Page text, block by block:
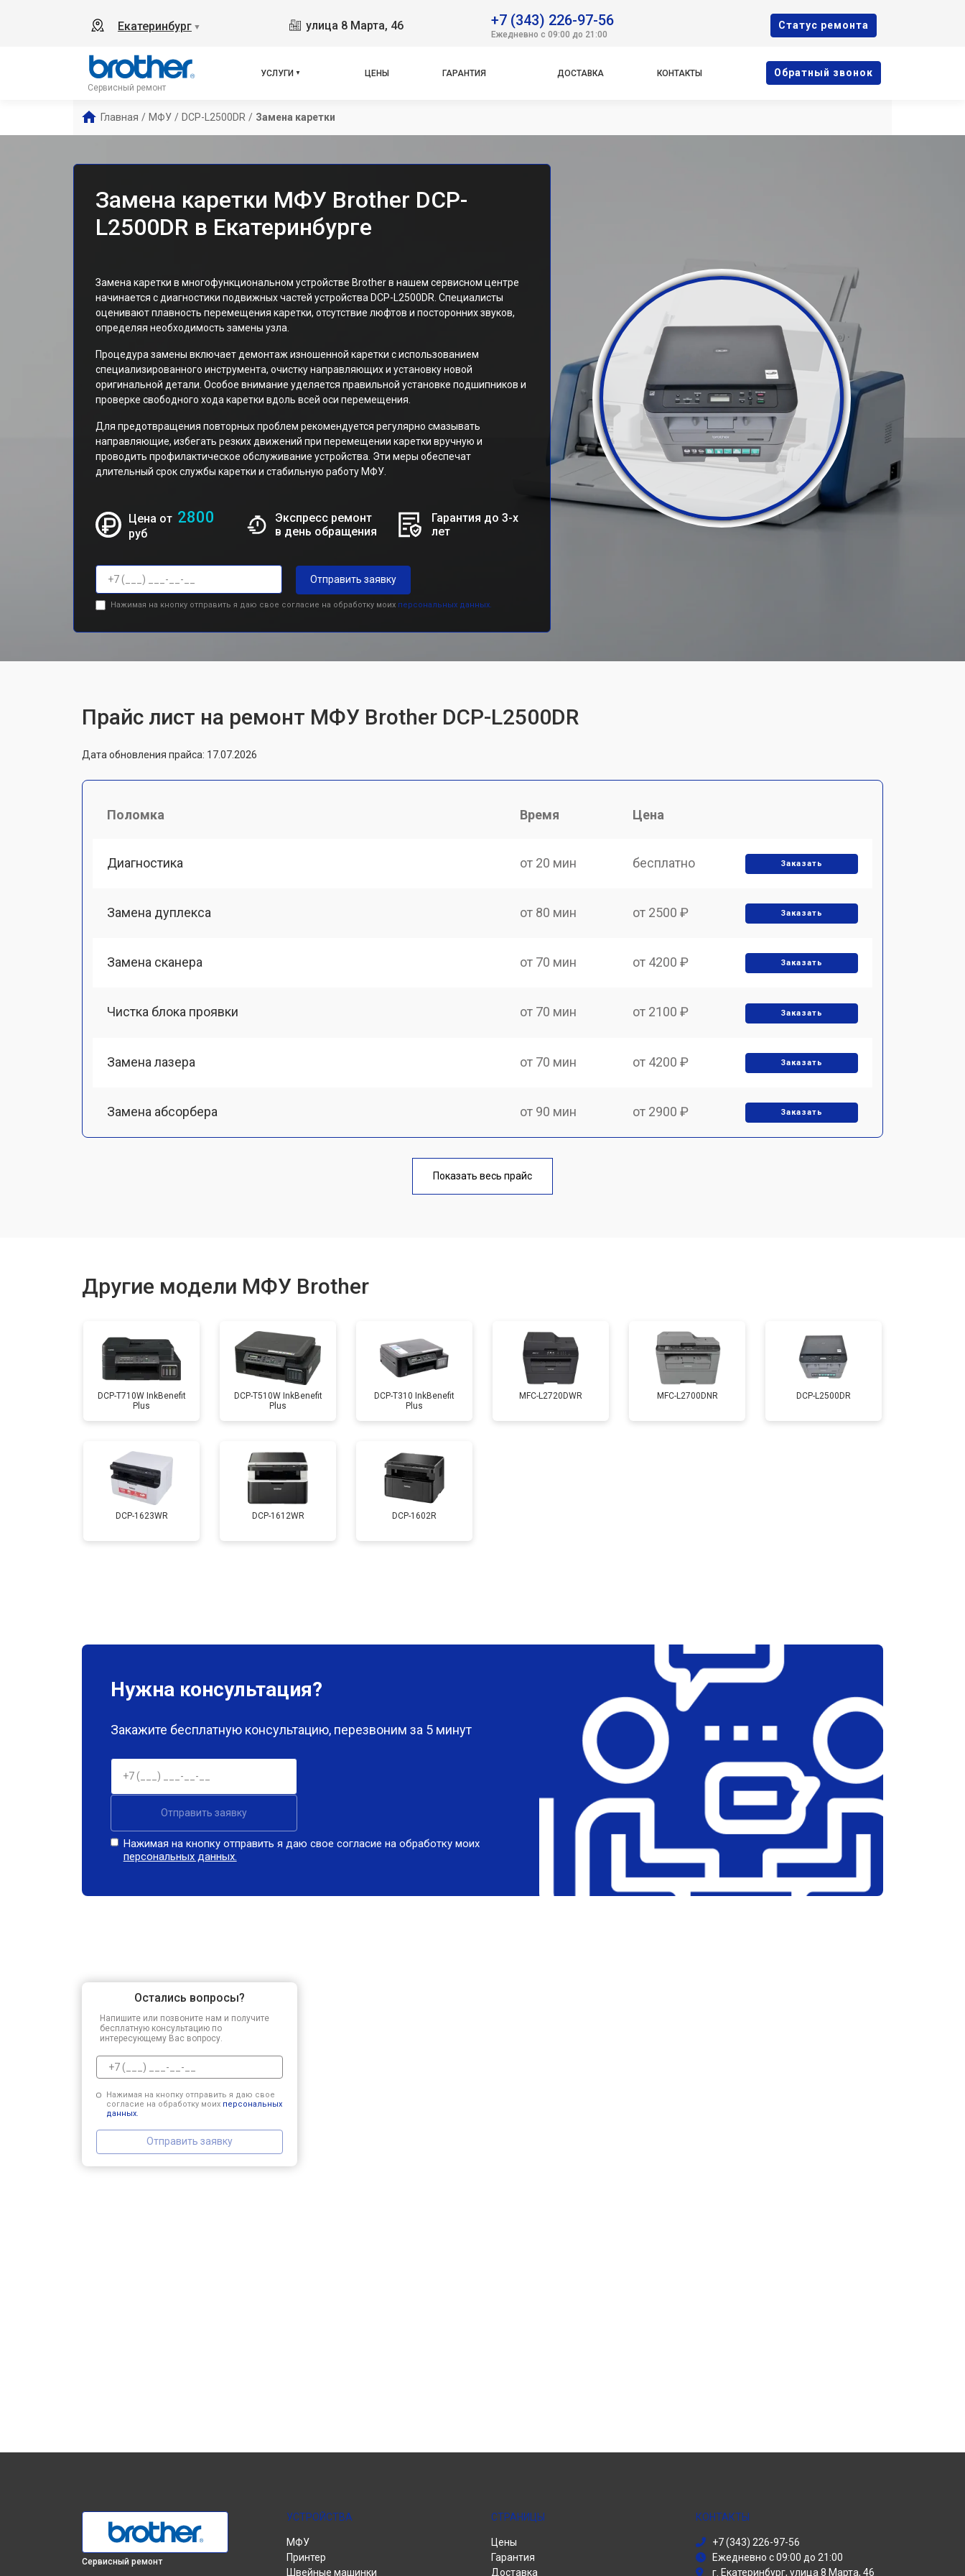
Екатеринбург ▼ улица 8 Марта, 46 +7 (343) 226-97-56
Ежедневно с 09:00 до 21:00
Cтатус ремонта
Сервисный ремонт
УСЛУГИ ЦЕНЫ ГАРАНТИЯ ДОСТАВКА КОНТАКТЫ Oбратный звонок
Главная / МФУ / DCP-L2500DR / Замена каретки
Замена каретки МФУ Brother DCP-
L2500DR в Екатеринбурге
Замена каретки в многофункциональном устройстве Brother в нашем сервисном центре
начинается с диагностики подвижных частей устройства DCP-L2500DR. Специалисты
оценивают плавность перемещения каретки, отсутствие люфтов и посторонних звуков,
определяя необходимость замены узла.
Процедура замены включает демонтаж изношенной каретки с использованием
специализированного инструмента, очистку направляющих и установку новой
оригинальной детали. Особое внимание уделяется правильной установке подшипников и
проверке свободного хода каретки вдоль всей оси перемещения.
Для предотвращения повторных проблем рекомендуется регулярно смазывать
направляющие, избегать резких движений при перемещении каретки вручную и
проводить профилактическое обслуживание устройства. Эти меры обеспечат
длительный срок службы каретки и стабильную работу МФУ.
Цена от 2800
руб
Экспресс ремонт
в день обращения
Гарантия до 3-х
лет
Отправить заявку
Нажимая на кнопку отправить я даю свое согласие на обработку моих персональных данных.
Прайс лист на ремонт МФУ Brother DCP-L2500DR
Дата обновления прайса: 17.07.2026
Поломка Время Цена
Диагностика от 20 мин бесплатно Заказать
Замена дуплекса от 80 мин от 2500 ₽ Заказать
Замена сканера от 70 мин от 4200 ₽ Заказать
Чистка блока проявки от 70 мин от 2100 ₽ Заказать
Замена лазера от 70 мин от 4200 ₽ Заказать
Замена абсорбера от 90 мин от 2900 ₽ Заказать
от 60 мин
Замена печатной головки от 70 мин от 3500 ₽ Заказать
Замена Wi-Fi
Замена блока питания
Замена вала
Показать весь прайс
Другие модели МФУ Brother
DCP-T710W InkBenefit
Plus
DCP-T510W InkBenefit
Plus
DCP-T310 InkBenefit
Plus
MFC-L2720DWR MFC-L2700DNR DCP-L2500DR
DCP-1623WR DCP-1612WR DCP-1602R
Нужна консультация?
Закажите бесплатную консультацию, перезвоним за 5 минут
Отправить заявку
Нажимая на кнопку отправить я даю свое согласие на обработку моих
персональных данных.
Остались вопросы?
Напишите или позвоните нам и получите
бесплатную консультацию по
интересующему Вас вопросу.
Нажимая на кнопку отправить я даю свое
согласие на обработку моих персональных
данных.
Отправить заявку
Сервисный ремонт
УСТРОЙСТВА
МФУ
Принтер
Швейные машинки
СТРАНИЦЫ
Цены
Гарантия
Доставка
КОНТАКТЫ
+7 (343) 226-97-56
Ежедневно с 09:00 до 21:00
г. Екатеринбург, улица 8 Марта, 46